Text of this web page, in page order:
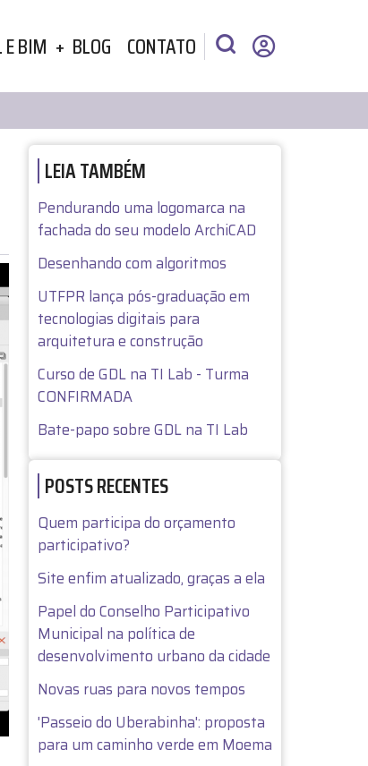
E BIM BLOG CONTATO
LEIA TAMBÉM
Pendurando uma logomarca na
fachada do seu modelo ArchiCAD
Desenhando com algoritmos
UTFPR lança pós-graduação em
tecnologias digitais para
arquitetura e construção
Curso de GDL na TI Lab - Turma
CONFIRMADA
Bate-papo sobre GDL na TI Lab
POSTS RECENTES
Quem participa do orçamento
participativo?
Site enfim atualizado, graças a ela
Papel do Conselho Participativo
Municipal na política de
desenvolvimento urbano da cidade
Novas ruas para novos tempos
'Passeio do Uberabinha': proposta
para um caminho verde em Moema